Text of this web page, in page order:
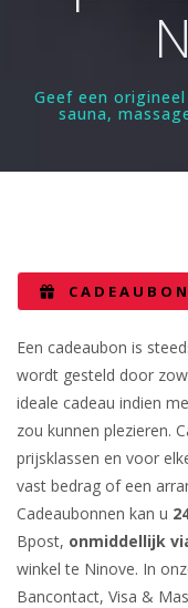
Make-up
Nagels
Prijslijst
Met Privé Sauna
Privé Wellness 1
Reserveren
Huisregels
RESERVEREN
Behandeling of
Producten
Geef een
sauna,
Een cadeaubon is
wordt gesteld door
ideale cadeau indien
zou kunnen plezieren.
prijsklassen en voor
vast bedrag of een
Cadeaubonnen kan u
Bpost, onmiddellijk
winkel te Ninove. In
Bancontact, Visa &